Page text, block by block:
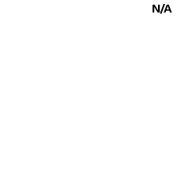
N/A